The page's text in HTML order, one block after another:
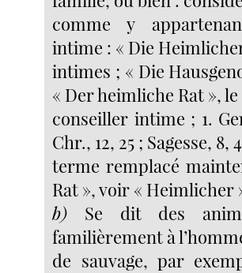
comme y
intime : « Die
intimes ; « Die
« Der heimliche Rat », le
conseiller intime ; 1.
Chr., 12, 25 ; Sagesse, 8,
terme remplacé
Rat », voir « Heimlicher
b) Se dit des
familièrement à
de sauvage, par